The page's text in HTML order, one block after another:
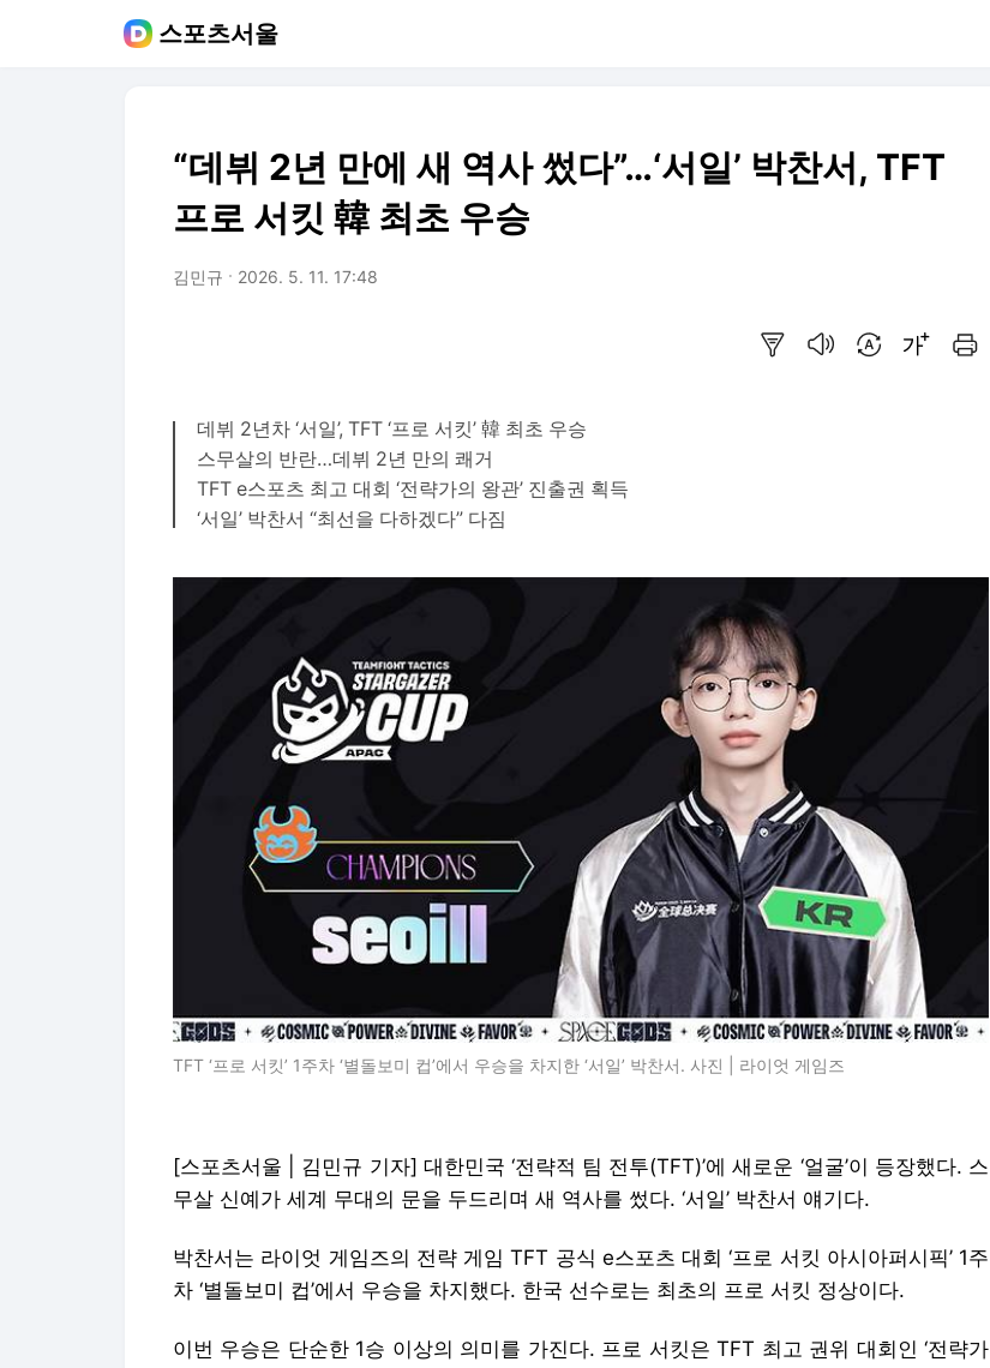
스포츠서울
“데뷔 2년 만에 새 역사 썼다”…‘서일’ 박찬서, TFT
프로 서킷 韓 최초 우승
김민규 2026. 5. 11. 17:48
데뷔 2년차 ‘서일’, TFT ‘프로 서킷’ 韓 최초 우승
스무살의 반란…데뷔 2년 만의 쾌거
TFT e스포츠 최고 대회 ‘전략가의 왕관’ 진출권 획득
‘서일’ 박찬서 “최선을 다하겠다” 다짐
TFT ‘프로 서킷’ 1주차 ‘별돌보미 컵’에서 우승을 차지한 ‘서일’ 박찬서. 사진 | 라이엇 게임즈
[스포츠서울 | 김민규 기자] 대한민국 ‘전략적 팀 전투(TFT)’에 새로운 ‘얼굴’이 등장했다. 스
무살 신예가 세계 무대의 문을 두드리며 새 역사를 썼다. ‘서일’ 박찬서 얘기다.
박찬서는 라이엇 게임즈의 전략 게임 TFT 공식 e스포츠 대회 ‘프로 서킷 아시아퍼시픽’ 1주
차 ‘별돌보미 컵’에서 우승을 차지했다. 한국 선수로는 최초의 프로 서킷 정상이다.
이번 우승은 단순한 1승 이상의 의미를 가진다. 프로 서킷은 TFT 최고 권위 대회인 ‘전략가